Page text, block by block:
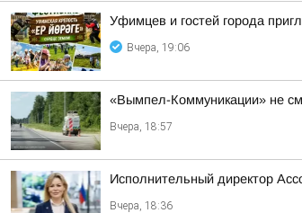
Уфимцев и гостей города
Вчера, 19:06
«Вымпел-Коммуникации» не
Вчера, 18:57
Исполнительный директор
Вчера, 18:36